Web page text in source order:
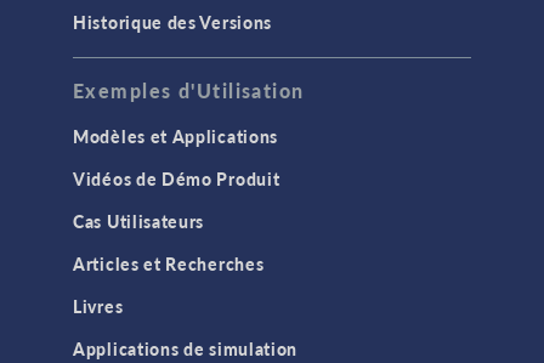
Historique des Versions
Exemples d'Utilisation
Modèles et Applications
Vidéos de Démo Produit
Cas Utilisateurs
Articles et Recherches
Livres
Applications de simulation